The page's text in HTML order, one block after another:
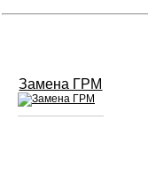
Замена ГРМ